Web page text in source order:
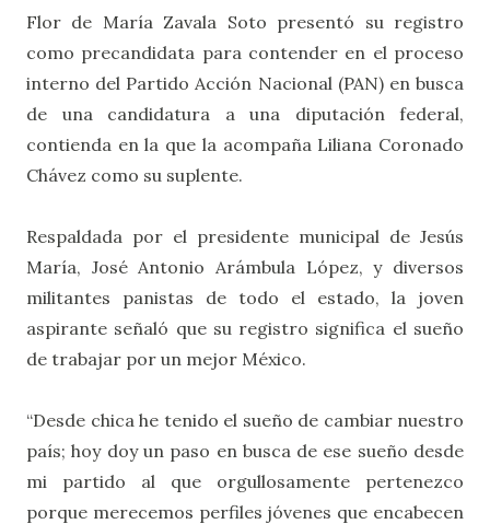
Flor de María Zavala Soto presentó su registro
como precandidata para contender en el proceso
interno del Partido Acción Nacional (PAN) en busca
de una candidatura a una diputación federal,
contienda en la que la acompaña Liliana Coronado
Chávez como su suplente.
Respaldada por el presidente municipal de Jesús
María, José Antonio Arámbula López, y diversos
militantes panistas de todo el estado, la joven
aspirante señaló que su registro significa el sueño
de trabajar por un mejor México.
“Desde chica he tenido el sueño de cambiar nuestro
país; hoy doy un paso en busca de ese sueño desde
mi partido al que orgullosamente pertenezco
porque merecemos perfiles jóvenes que encabecen